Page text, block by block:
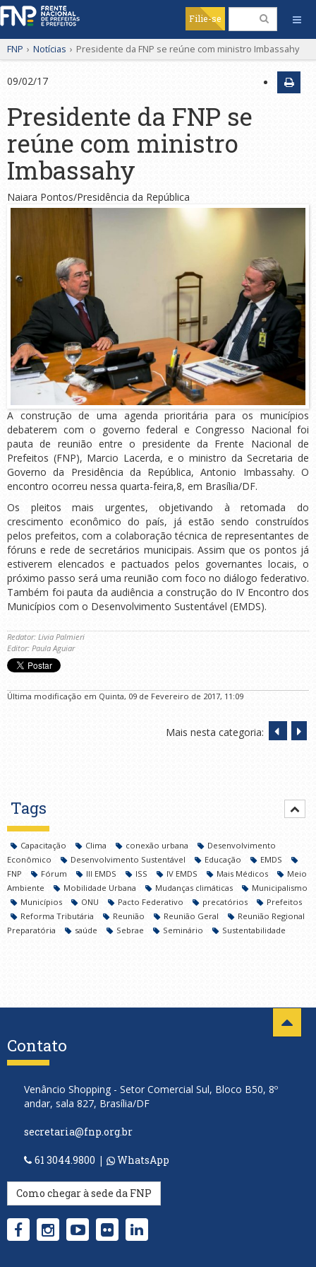
Filie-se
FNP › Notícias › Presidente da FNP se reúne com ministro Imbassahy
09/02/17
Presidente da FNP se
reúne com ministro
Imbassahy
Naiara Pontos/Presidência da República
A construção de uma agenda prioritária para os municípios
debaterem com o governo federal e Congresso Nacional foi
pauta de reunião entre o presidente da Frente Nacional de
Prefeitos (FNP), Marcio Lacerda, e o ministro da Secretaria de
Governo da Presidência da República, Antonio Imbassahy. O
encontro ocorreu nessa quarta-feira,8, em Brasília/DF.
Os pleitos mais urgentes, objetivando à retomada do
crescimento econômico do país, já estão sendo construídos
pelos prefeitos, com a colaboração técnica de representantes de
fóruns e rede de secretários municipais. Assim que os pontos já
estiverem elencados e pactuados pelos governantes locais, o
próximo passo será uma reunião com foco no diálogo federativo.
Também foi pauta da audiência a construção do IV Encontro dos
Municípios com o Desenvolvimento Sustentável (EMDS).
Redator: Livia Palmieri
Editor: Paula Aguiar
Última modificação em Quinta, 09 de Fevereiro de 2017, 11:09
Mais nesta categoria:
Tags
Capacitação Clima conexão urbana
Desenvolvimento
Econômico
Desenvolvimento Sustentável Educação
EMDS
FNP
Fórum III EMDS ISS IV EMDS Mais Médicos
Meio
Ambiente
Mobilidade Urbana Mudanças climáticas
Municipalismo
Municípios
ONU Pacto Federativo precatórios
Prefeitos
Reforma Tributária
Reunião Reunião Geral
Reunião Regional
Preparatória
saúde Sebrae Seminário Sustentabilidade
Contato
Venâncio Shopping - Setor Comercial Sul, Bloco B50, 8º
andar, sala 827, Brasília/DF
secretaria@fnp.org.br
61 3044.9800 | WhatsApp
Como chegar à sede da FNP